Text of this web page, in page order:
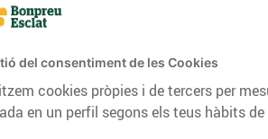
consells nutricionals,
CONSELLS I HÀBITS
del consentiment de les Cookies
cookies pròpies i de tercers per
en un perfil segons els teus hàbits